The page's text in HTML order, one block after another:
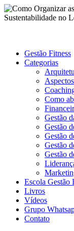
Gestão Fitness
Categorias
Como
Gestão
Gestão
Gestão
Gestão
Gestão
Escola Gestão
Livros
Vídeos
Grupo
Contato